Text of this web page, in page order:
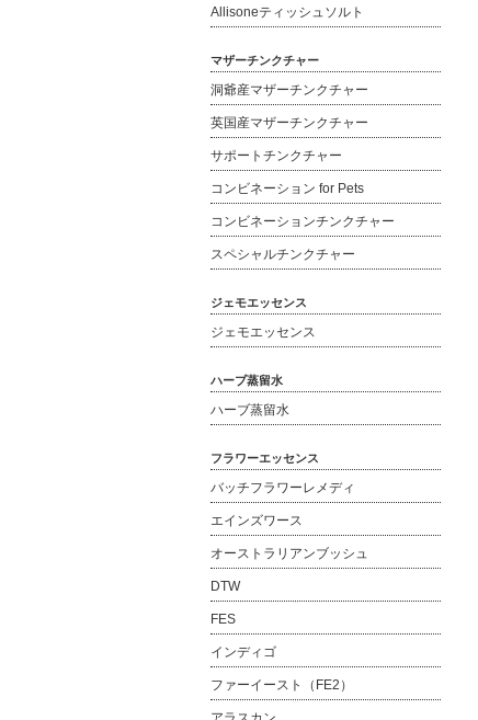
Allisoneティッシュソルト
マザーチンクチャー
洞爺産マザーチンクチャー
英国産マザーチンクチャー
サポートチンクチャー
コンビネーション for Pets
コンビネーションチンクチャー
スペシャルチンクチャー
ジェモエッセンス
ジェモエッセンス
ハーブ蒸留水
ハーブ蒸留水
フラワーエッセンス
バッチフラワーレメディ
エインズワース
オーストラリアンブッシュ
DTW
FES
インディゴ
ファーイースト（FE2）